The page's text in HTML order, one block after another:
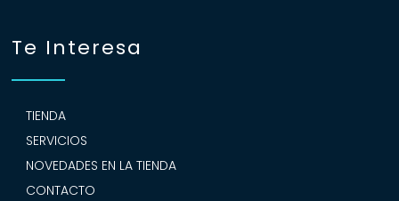
Te Interesa
TIENDA
SERVICIOS
NOVEDADES EN LA TIENDA
CONTACTO